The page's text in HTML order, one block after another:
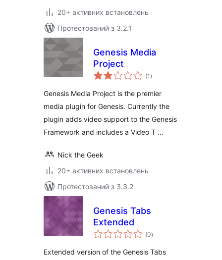
20+ активних встановлень
Протестований з 3.2.1
Genesis Media
Project
(1 загальний
рейтинг
)
Genesis Media Project is the premier
media plugin for Genesis. Currently the
plugin adds video support to the Genesis
Framework and includes a Video T …
Nick the Geek
20+ активних встановлень
Протестований з 3.3.2
Genesis Tabs
Extended
(0загальний
рейтинг
)
Extended version of the Genesis Tabs